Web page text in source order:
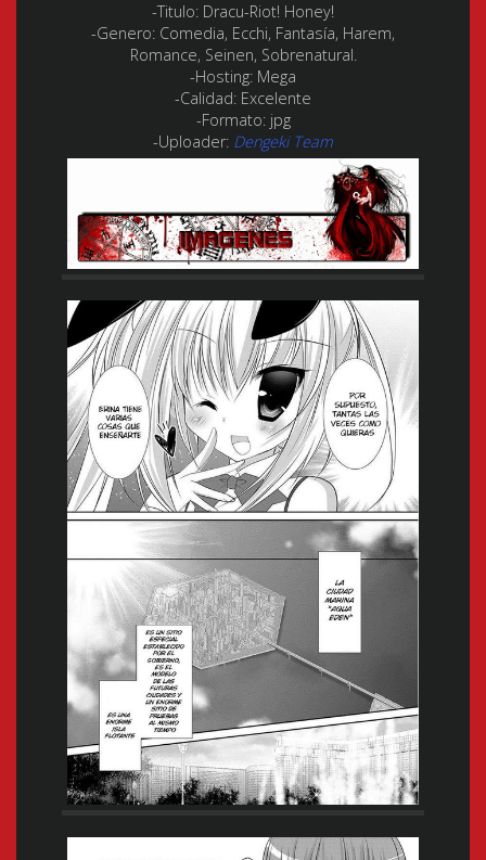
-Titulo: Dracu-Riot! Honey!
-Genero: Comedia, Ecchi, Fantasía, Harem,
Romance, Seinen, Sobrenatural.
-Hosting: Mega
-Calidad: Excelente
-Formato:jpg
-Uploader: Dengeki Team